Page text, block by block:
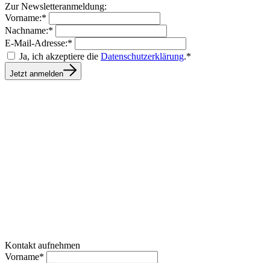
Zur Newsletteranmeldung:
Vorname:*
Nachname:*
E-Mail-Adresse:*
Ja, ich akzeptiere die Datenschutzerklärung.*
Jetzt anmelden
Kontakt aufnehmen
Vorname*